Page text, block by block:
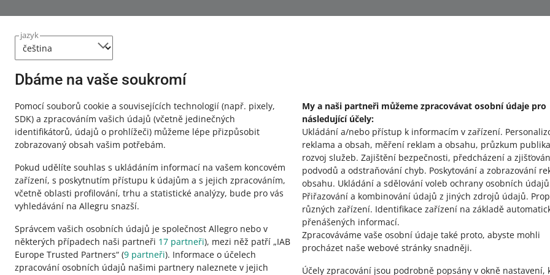
jazyk
Dbáme na vaše soukromí
Pomocí souborů cookie a souvisejících technologií (např. pixely,
SDK) a zpracováním vašich údajů (včetně jedinečných
identifikátorů, údajů o prohlížeči) můžeme lépe přizpůsobit
zobrazovaný obsah vašim potřebám.
Pokud udělíte souhlas s ukládáním informací na vašem koncovém
zařízení, s poskytnutím přístupu k údajům a s jejich zpracováním,
včetně oblasti profilování, trhu a statistické analýzy, bude pro vás
vyhledávání na Allegru snazší.
Správcem vašich osobních údajů je společnost Allegro nebo v
některých případech naši partneři 17 partneři), mezi něž patří „IAB
Europe Trusted Partners“ (9 partneři). Informace o účelech
zpracování osobních údajů našimi partnery naleznete v jejich
My a naši partneři můžeme zpracovávat osobní údaje pro
následující účely:
Ukládání a/nebo přístup k informacím v zařízení.
reklama a obsah, měření reklam a obsahu, průzkum
rozvoj služeb. Zajištění bezpečnosti, předcházení a
podvodů a odstraňování chyb. Poskytování a zobrazování
obsahu. Ukládání a sdělování voleb ochrany osobních údajů
Přiřazování a kombinování údajů z jiných zdrojů údajů.
různých zařízení. Identifikace zařízení na základě
přenášených informací.
Zpracováváme vaše osobní údaje také proto, abyste mohli
procházet naše webové stránky snadněji.
Účely zpracování jsou podrobně popsány v okně nastavení,
o allegro.pl
čeština
English
slovenčina
o allegro.cz
polski
čeština
English
slovenčina
o